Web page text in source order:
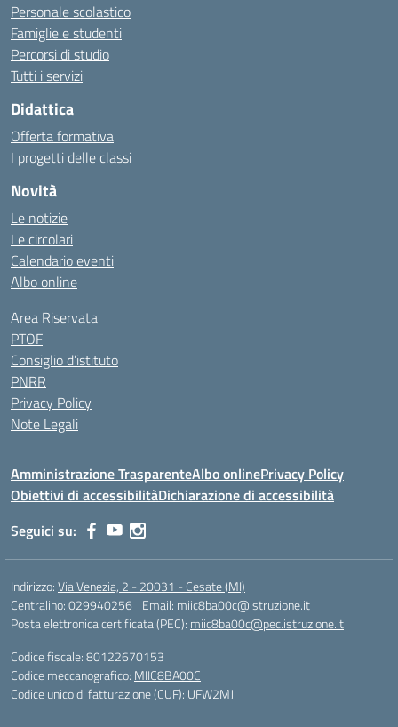
Personale scolastico
Famiglie e studenti
Percorsi di studio
Tutti i servizi
Didattica
Offerta formativa
I progetti delle classi
Novità
Le notizie
Le circolari
Calendario eventi
Albo online
Area Riservata
PTOF
Consiglio d’istituto
PNRR
Privacy Policy
Note Legali
Amministrazione TrasparenteAlbo onlinePrivacy Policy
Obiettivi di accessibilitàDichiarazione di accessibilità
Seguici su:
Indirizzo:Via Venezia, 2 - 20031 - Cesate (MI)
Centralino:029940256 Email: miic8ba00c@istruzione.it
Posta elettronica certificata (PEC): miic8ba00c@pec.istruzione.it
Codice fiscale: 80122670153
Codice meccanografico: MIIC8BA00C
Codice unico di fatturazione (CUF): UFW2MJ